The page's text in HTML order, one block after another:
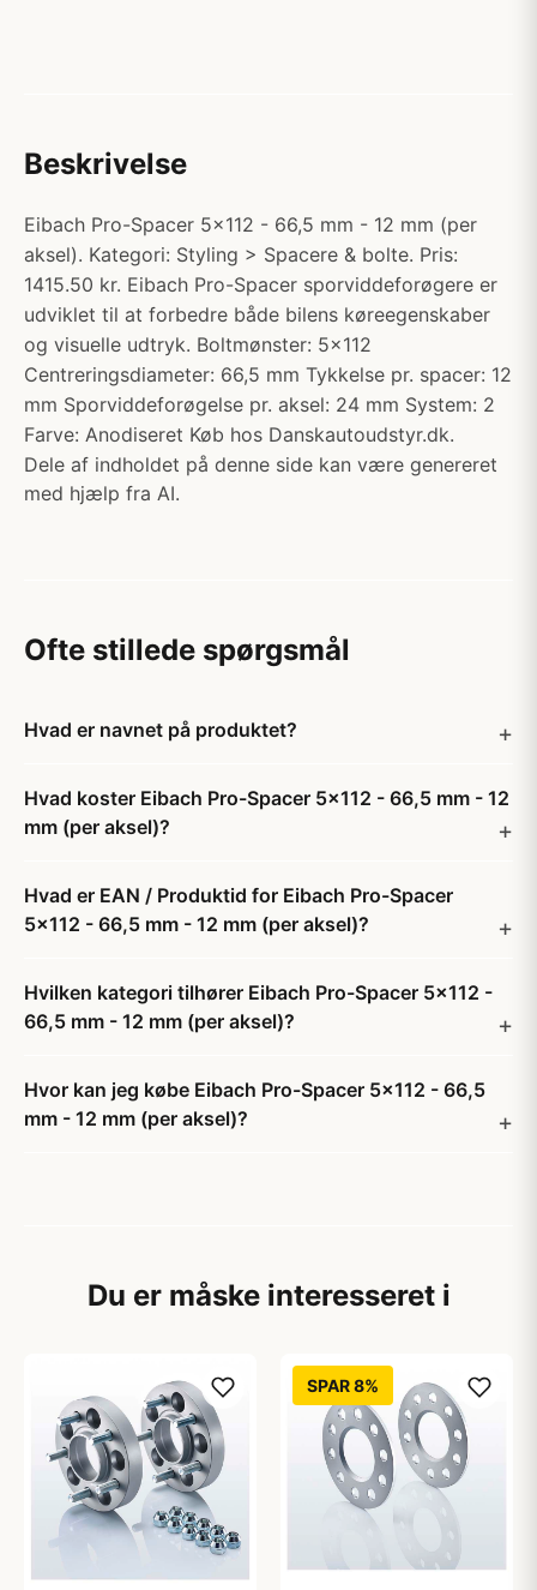
Beskrivelse
Eibach Pro-Spacer 5x112 - 66,5 mm - 12 mm (per
aksel). Kategori: Styling > Spacere & bolte. Pris:
1415.50 kr. Eibach Pro-Spacer sporviddeforøgere er
udviklet til at forbedre både bilens køreegenskaber
og visuelle udtryk. Boltmønster: 5x112
Centreringsdiameter: 66,5 mm Tykkelse pr. spacer: 12
mm Sporviddeforøgelse pr. aksel: 24 mm System: 2
Farve: Anodiseret Køb hos Danskautoudstyr.dk.
Dele af indholdet på denne side kan være genereret
med hjælp fra AI.
Ofte stillede spørgsmål
Hvad er navnet på produktet?
Hvad koster Eibach Pro-Spacer 5x112 - 66,5 mm - 12
mm (per aksel)?
Hvad er EAN / Produktid for Eibach Pro-Spacer
5x112 - 66,5 mm - 12 mm (per aksel)?
Hvilken kategori tilhører Eibach Pro-Spacer 5x112 -
66,5 mm - 12 mm (per aksel)?
Hvor kan jeg købe Eibach Pro-Spacer 5x112 - 66,5
mm - 12 mm (per aksel)?
Du er måske interesseret i
SPAR 8%